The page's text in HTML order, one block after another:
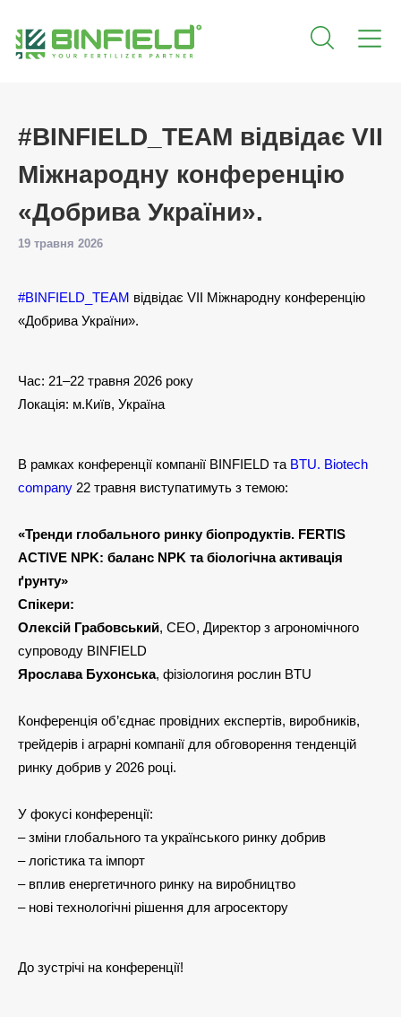
#BINFIELD_TEAM відвідає VII
Міжнародну конференцію
«Добрива України».
19 травня 2026
#BINFIELD_TEAM відвідає VII Міжнародну конференцію
«Добрива України».
Час: 21–22 травня 2026 року
Локація: м.Київ, Україна
В рамках конференції компанії BINFIELD та BTU. Biotech
company 22 травня виступатимуть з темою:
«Тренди глобального ринку біопродуктів. FERTIS
ACTIVE NPK: баланс NPK та біологічна активація
ґрунту»
Спікери:
Олексій Грабовський, СЕО, Директор з агрономічного
супроводу BINFIELD
Ярослава Бухонська, фізіологиня рослин BTU
Конференція об’єднає провідних експертів, виробників,
трейдерів і аграрні компанії для обговорення тенденцій
ринку добрив у 2026 році.
У фокусі конференції:
– зміни глобального та українського ринку добрив
– логістика та імпорт
– вплив енергетичного ринку на виробництво
– нові технологічні рішення для агросектору
До зустрічі на конференції!